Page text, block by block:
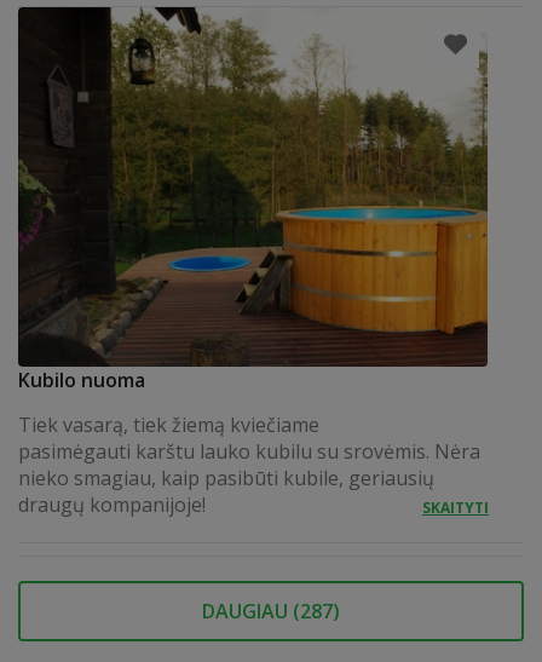
Kubilo nuoma
Tiek vasarą, tiek žiemą kviečiame
pasimėgauti karštu lauko kubilu su srovėmis. Nėra
nieko smagiau, kaip pasibūti kubile, geriausių
draugų kompanijoje!
SKAITYTI
DAUGIAU (287)